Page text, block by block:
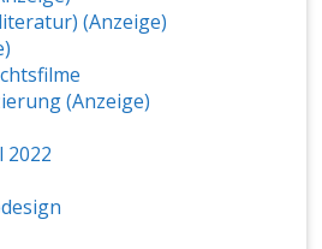
(Anzeige)
(Anzeige)
2022